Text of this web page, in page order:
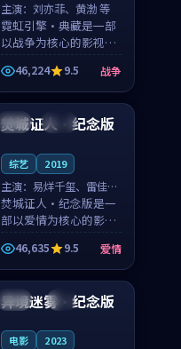
主演： 刘亦菲、黄渤 等
霓虹引擎·典藏是一部
以战争为核心的影视作
品，围绕危机、反转与
人物成长展开，整体节
奏紧凑，值得推荐观
看。
46,224 9.5 战争
中国 高分
焚城证人·纪念版
综艺 2019
主演： 易烊千玺、雷佳音
等
焚城证人·纪念版是一
部以爱情为核心的影视
作品，围绕危机、反转
与人物成长展开，整体
节奏紧凑，值得推荐观
看。
46,635 9.5 爱情
中国 4K
异境迷雾·纪念版
电影 2023